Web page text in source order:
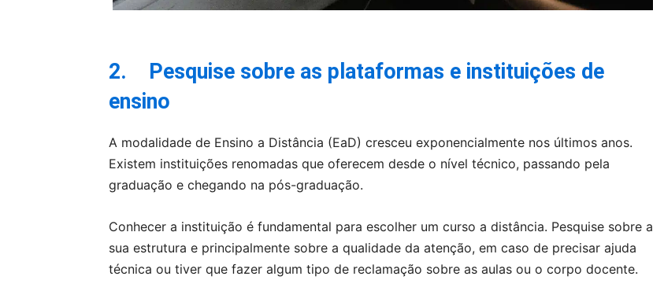
2. Pesquise sobre as plataformas e instituições de
ensino
A modalidade de Ensino a Distância (EaD) cresceu exponencialmente nos últimos anos.
Existem instituições renomadas que oferecem desde o nível técnico, passando pela
graduação e chegando na pós-graduação.
Conhecer a instituição é fundamental para escolher um curso a distância. Pesquise sobre a
sua estrutura e principalmente sobre a qualidade da atenção, em caso de precisar ajuda
técnica ou tiver que fazer algum tipo de reclamação sobre as aulas ou o corpo docente.